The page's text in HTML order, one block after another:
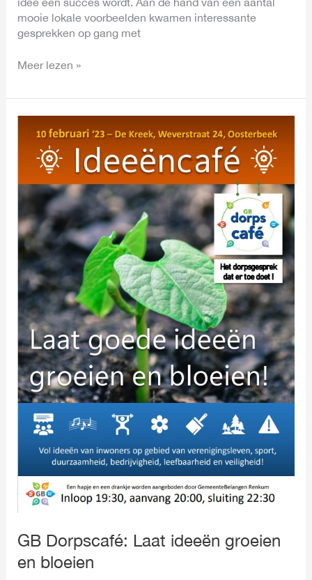
mooie lokale voorbeelden kwamen interessante
gesprekken op gang met
Meer lezen »
GB Dorpscafé: Laat ideeën groeien
en bloeien
Dorpscafé:
ideeën
groeien
en
bloeien